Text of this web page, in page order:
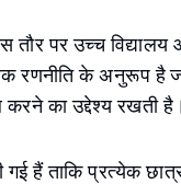
तौर पर उच्च
रणनीति के अनुरूप है
का उद्देश्य रखती है।
हैं ताकि प्रत्येक